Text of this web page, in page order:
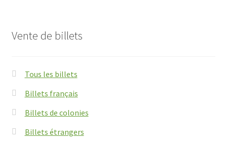
Vente de billets
Tous les billets
Billets français
Billets de colonies
Billets étrangers